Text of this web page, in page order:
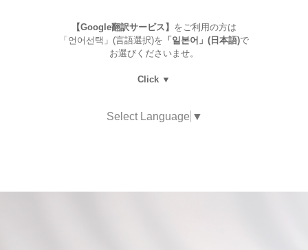
【Google翻訳サービス】 をご利用の方は
「언어선택」(言語選択)を 「일본어」(日本語)で
お選びくださいませ。
Click ▼
Select Language ▼